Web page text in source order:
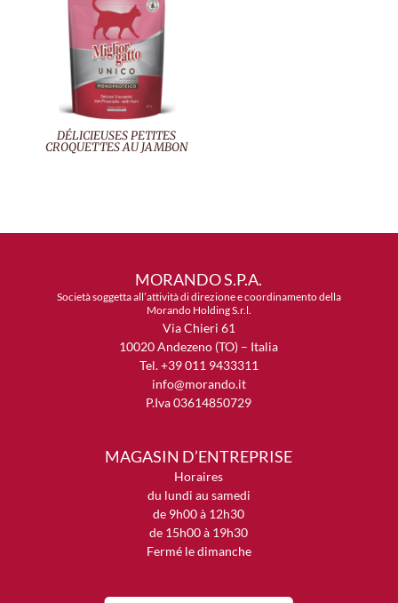
DÉLICIEUSES PETITES
CROQUETTES AU JAMBON
MORANDO S.P.A.
Società soggetta all’attività di direzione e coordinamento della
Morando Holding S.r.l.
Via Chieri 61
10020 Andezeno (TO) – Italia
Tel. +39 011 9433311
info@morando.it
P.Iva 03614850729
MAGASIN D’ENTREPRISE
Horaires
du lundi au samedi
de 9h00 à 12h30
de 15h00 à 19h30
Fermé le dimanche